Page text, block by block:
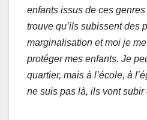
enfants issus de ces
trouve qu’ils subissent des
marginalisation et moi je
protéger mes enfants. Je
quartier, mais à l’école, à
ne suis pas là, ils vont subir